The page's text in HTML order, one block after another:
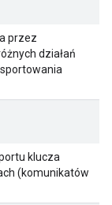
przez
działań
klucza
(komunikatów